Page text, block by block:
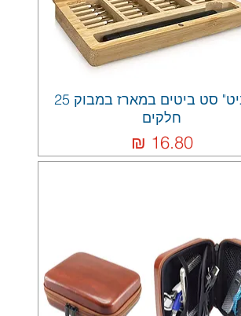
"במביט" סט ביטים במארז במבוק 25
חלקים
מחיר‏16.80 ‏₪